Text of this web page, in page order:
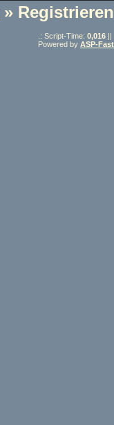
» Registrieren
.: Script-Time: 0,016 ||
Powered by ASP-